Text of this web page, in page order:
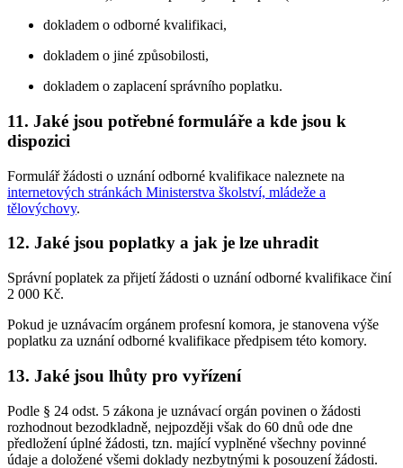
dokladem o odborné kvalifikaci,
dokladem o jiné způsobilosti,
dokladem o zaplacení správního poplatku.
11. Jaké jsou potřebné formuláře a kde jsou k
dispozici
Formulář žádosti o uznání odborné kvalifikace naleznete na
internetových stránkách Ministerstva školství, mládeže a
tělovýchovy.
12. Jaké jsou poplatky a jak je lze uhradit
Správní poplatek za přijetí žádosti o uznání odborné kvalifikace činí
2 000 Kč.
Pokud je uznávacím orgánem profesní komora, je stanovena výše
poplatku za uznání odborné kvalifikace předpisem této komory.
13. Jaké jsou lhůty pro vyřízení
Podle § 24 odst. 5 zákona je uznávací orgán povinen o žádosti
rozhodnout bezodkladně, nejpozději však do 60 dnů ode dne
předložení úplné žádosti, tzn. mající vyplněné všechny povinné
údaje a doložené všemi doklady nezbytnými k posouzení žádosti.